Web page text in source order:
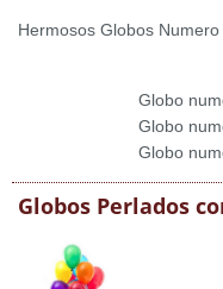
Hermosos Globos
Globo
Globo
Globo
Globos Perlados